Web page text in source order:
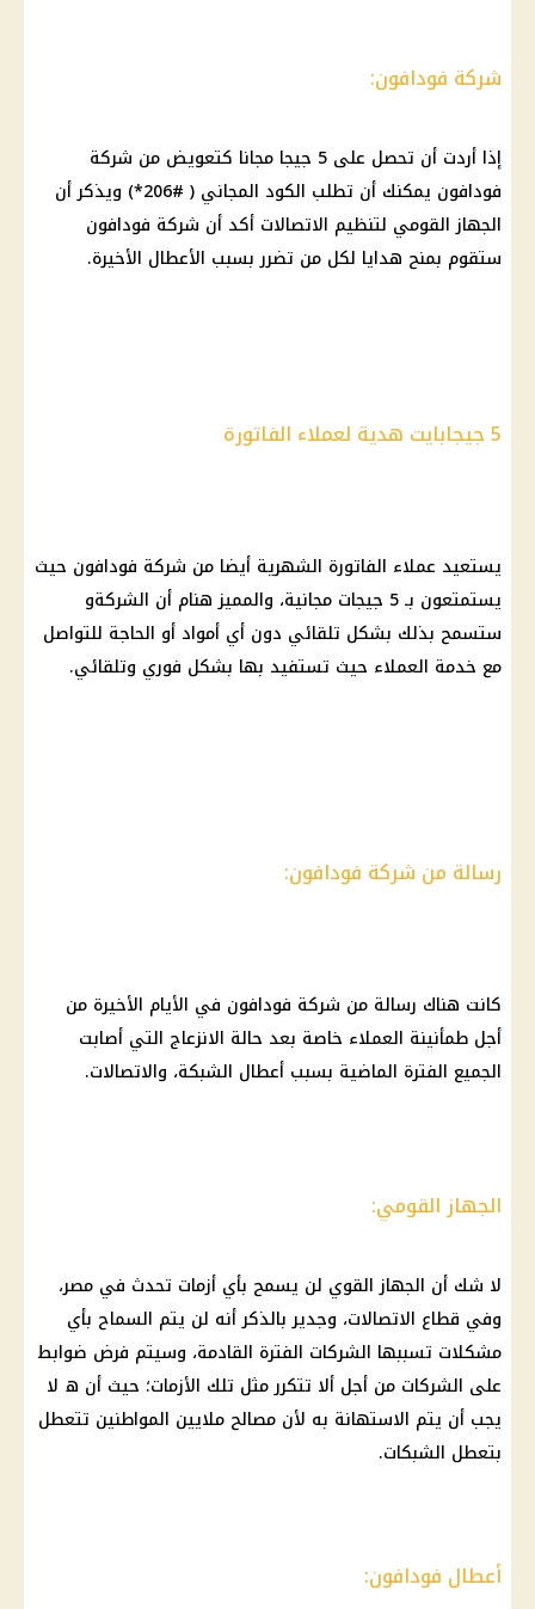
شركة فودافون:
إذا أردت أن تحصل على 5 جيجا مجانا كتعويض من شركة
فودافون يمكنك أن تطلب الكود المجاني ( #206*) ويذكر أن
الجهاز القومي لتنظيم الاتصالات أكد أن شركة فودافون
ستقوم بمنح هدايا لكل من تضرر بسبب الأعطال الأخيرة.
5 جيجابايت هدية لعملاء الفاتورة
يستعيد عملاء الفاتورة الشهرية أيضا من شركة فودافون حيث
يستمتعون بـ 5 جيجات مجانية، والمميز هنام أن الشركةو
ستسمح بذلك بشكل تلقائي دون أي أمواد أو الحاجة للتواصل
مع خدمة العملاء حيث تستفيد بها بشكل فوري وتلقائي.
رسالة من شركة فودافون:
كانت هناك رسالة من شركة فودافون في الأيام الأخيرة من
أجل طمأنينة العملاء خاصة بعد حالة الانزعاج التي أصابت
الجميع الفترة الماضية بسبب أعطال الشبكة، والاتصالات.
الجهاز القومي:
لا شك أن الجهاز القوي لن يسمح بأي أزمات تحدث في مصر،
وفي قطاع الاتصالات، وجدير بالذكر أنه لن يتم السماح بأي
مشكلات تسببها الشركات الفترة القادمة، وسيتم فرض ضوابط
على الشركات من أجل ألا تتكرر مثل تلك الأزمات؛ حيث أن ه لا
يجب أن يتم الاستهانة به لأن مصالح ملايين المواطنين تتعطل
بتعطل الشبكات.
أعطال فودافون: